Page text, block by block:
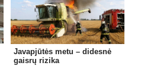
Javapjūtės metu – didesnė
gaisrų rizika